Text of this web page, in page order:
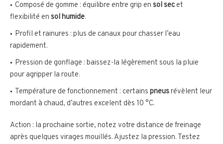
Composé de gomme : équilibre entre grip en sol sec et
flexibilité en sol humide.
Profil et rainures : plus de canaux pour chasser l’eau
rapidement.
Pression de gonflage : baissez-la légèrement sous la pluie
pour agripper la route.
Température de fonctionnement : certains pneusrévèlent leur
mordant à chaud, d’autres excelent dès 10 °C.
Action : la prochaine sortie, notez votre distance de freinage
après quelques virages mouillés. Ajustez la pression. Testez